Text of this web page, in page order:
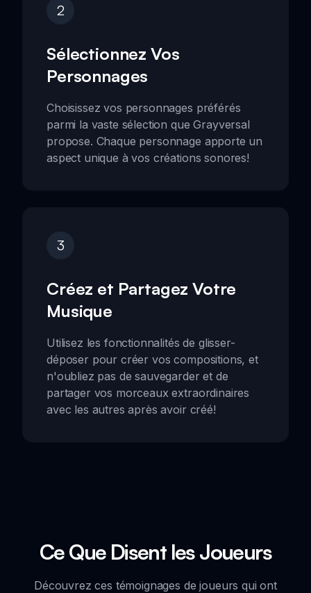
2
Sélectionnez Vos
Personnages
Choisissez vos personnages préférés
parmi la vaste sélection que Grayversal
propose. Chaque personnage apporte un
aspect unique à vos créations sonores!
3
Créez et Partagez Votre
Musique
Utilisez les fonctionnalités de glisser-
déposer pour créer vos compositions, et
n'oubliez pas de sauvegarder et de
partager vos morceaux extraordinaires
avec les autres après avoir créé!
Ce Que Disent les Joueurs
Découvrez ces témoignages de joueurs qui ont